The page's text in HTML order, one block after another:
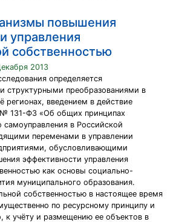
повышения
управления
собственностью
2013
определяется
структурными преобразованиями в
регионах, введением в действие
№ 131-ФЗ «Об общих принципах
самоуправления в Российской
переменами в управлении
обусловливающими
эффективности управления
как основы социально-
муниципального образования.
собственностью в настоящее время
по ресурсному принципу и
к учёту и размещению ее объектов в